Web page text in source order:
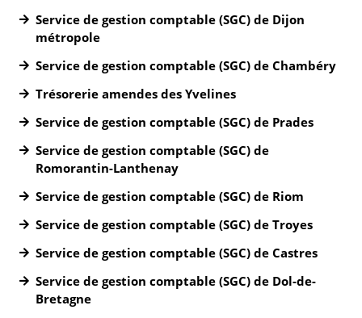
Service de gestion comptable (SGC) de Dijon
métropole
Service de gestion comptable (SGC) de Chambéry
Trésorerie amendes des Yvelines
Service de gestion comptable (SGC) de Prades
Service de gestion comptable (SGC) de
Romorantin-Lanthenay
Service de gestion comptable (SGC) de Riom
Service de gestion comptable (SGC) de Troyes
Service de gestion comptable (SGC) de Castres
Service de gestion comptable (SGC) de Dol-de-
Bretagne